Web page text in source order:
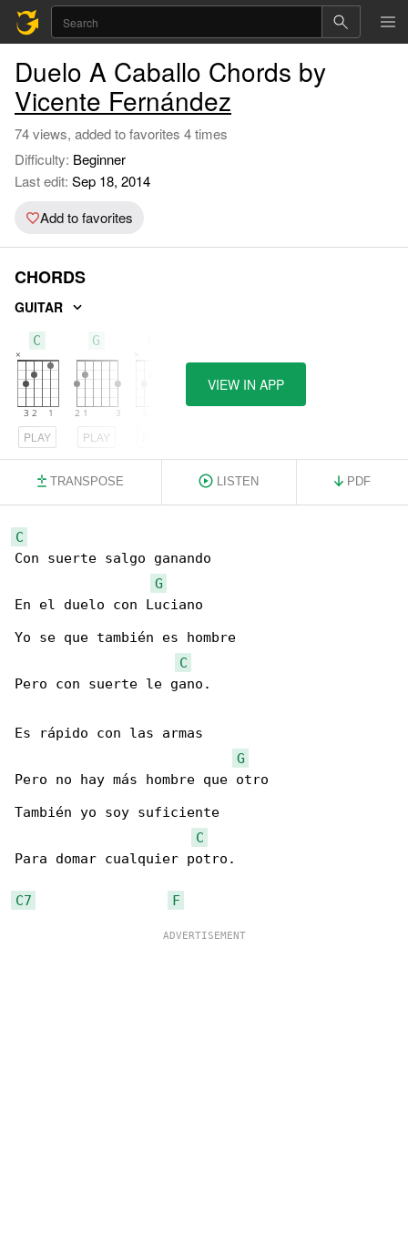
Duelo A Caballo Chords by
Vicente Fernández
74 views, added to favorites 4 times
Difficulty: Beginner
Last edit: Sep 18, 2014
Add to favorites
CHORDS
GUITAR
C
PLAY
G
PLAY
VIEW IN APP
TRANSPOSE LISTEN PDF
C
Con suerte salgo ganando
G
En el duelo con Luciano
Yo se que también es hombre
C
Pero con suerte le gano.
Es rápido con las armas
G
Pero no hay más hombre que otro
También yo soy suficiente
C
Para domar cualquier potro.
C7 F